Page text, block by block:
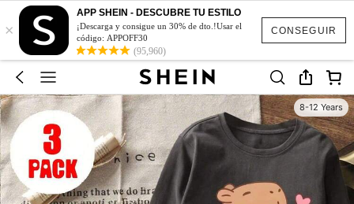
CONSEGUIR
×
APP SHEIN - DESCUBRE TU ESTILO
¡Descarga y consigue un 30% de dto.!Usar el
código: APPOFF30
(95,960)
8-12 Years